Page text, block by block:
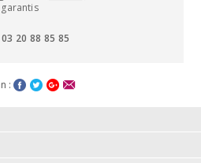
garantis
20 88 85 85
: